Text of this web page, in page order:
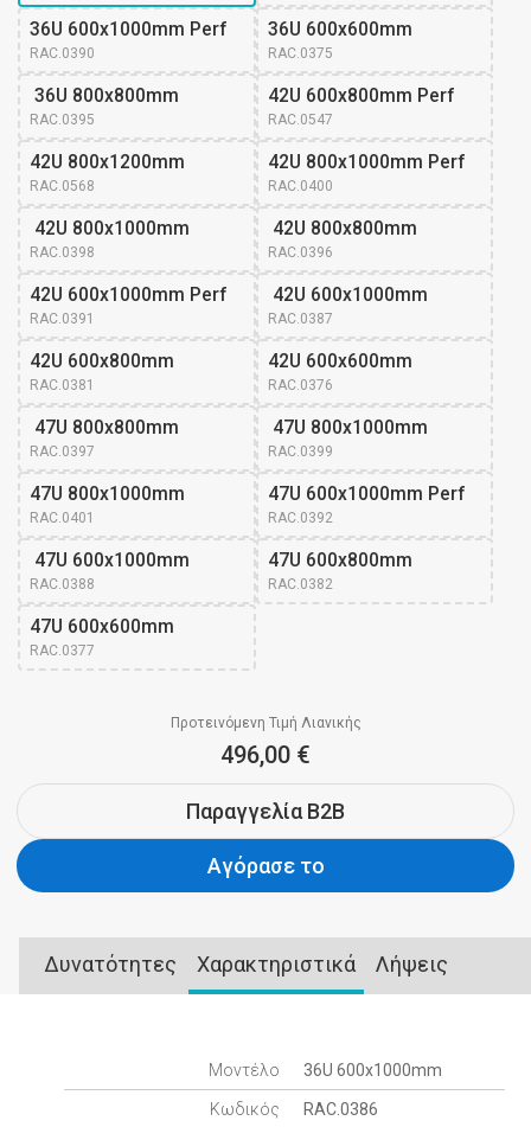
36U 600x1000mm Perf
RAC.0390
36U 600x600mm
RAC.0375
36U 800x800mm
RAC.0395
42U 600x800mm Perf
RAC.0547
42U 800x1200mm
RAC.0568
42U 800x1000mm Perf
RAC.0400
42U 800x1000mm
RAC.0398
42U 800x800mm
RAC.0396
42U 600x1000mm Perf
RAC.0391
42U 600x1000mm
RAC.0387
42U 600x800mm
RAC.0381
42U 600x600mm
RAC.0376
47U 800x800mm
RAC.0397
47U 800x1000mm
RAC.0399
47U 800x1000mm
RAC.0401
47U 600x1000mm Perf
RAC.0392
47U 600x1000mm
RAC.0388
47U 600x800mm
RAC.0382
47U 600x600mm
RAC.0377
Προτεινόμενη Τιμή Λιανικής
496,00 €
Παραγγελία B2B
Αγόρασε το
Δυνατότητες Χαρακτηριστικά Λήψεις
Μοντέλο 36U 600x1000mm
Κωδικός RAC.0386